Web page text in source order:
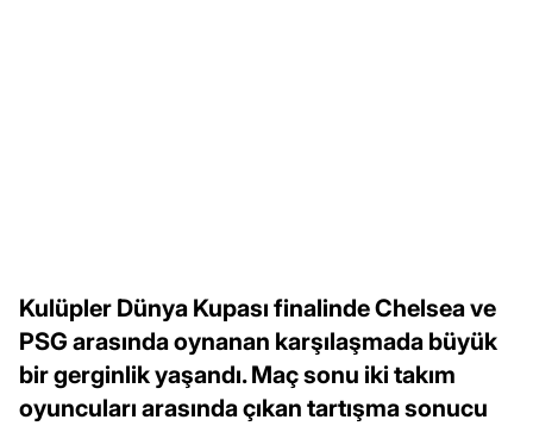
Kulüpler Dünya Kupası finalinde Chelsea ve
PSG arasında oynanan karşılaşmada büyük
bir gerginlik yaşandı. Maç sonu iki takım
oyuncuları arasında çıkan tartışma sonucu